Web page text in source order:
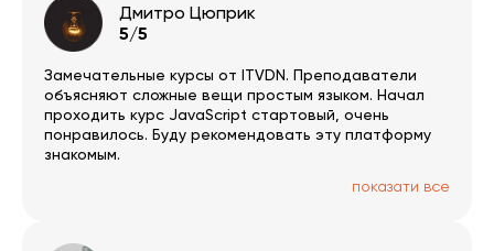
Дмитро Цюприк
5/5
Замечательные курсы от ITVDN. Преподаватели
объясняют сложные вещи простым языком. Начал
проходить курс JavaScript стартовый, очень
понравилось. Буду рекомендовать эту платформу
знакомым.
показати все